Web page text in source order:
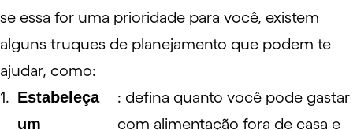
se essa for uma prioridade para você, existem
alguns truques de planejamento que podem te
ajudar, como:
Estabeleça
um
: defina quanto você pode gastar
com alimentação fora de casa e